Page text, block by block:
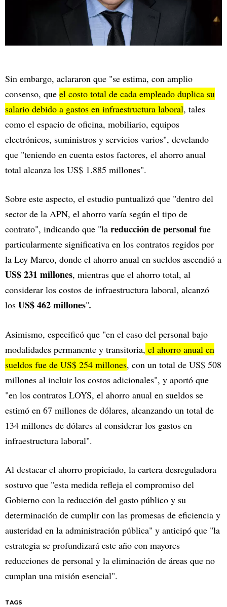
Sin embargo, aclararon que "se estima, con amplio
consenso, que el costo total de cada empleado duplica su
salario debido a gastos en infraestructura laboral, tales
como el espacio de oficina, mobiliario, equipos
electrónicos, suministros y servicios varios", develando
que "teniendo en cuenta estos factores, el ahorro anual
total alcanza los US$ 1.885 millones".
Sobre este aspecto, el estudio puntualizó que "dentro del
sector de la APN, el ahorro varía según el tipo de
contrato", indicando que "la reducción de personal fue
particularmente significativa en los contratos regidos por
la Ley Marco, donde el ahorro anual en sueldos ascendió a
US$ 231 millones, mientras que el ahorro total, al
considerar los costos de infraestructura laboral, alcanzó
los US$ 462 millones".
Asimismo, especificó que "en el caso del personal bajo
modalidades permanente y transitoria, el ahorro anual en
sueldos fue de US$ 254 millones, con un total de US$ 508
millones al incluir los costos adicionales", y aportó que
"en los contratos LOYS, el ahorro anual en sueldos se
estimó en 67 millones de dólares, alcanzando un total de
134 millones de dólares al considerar los gastos en
infraestructura laboral".
Al destacar el ahorro propiciado, la cartera desreguladora
sostuvo que "esta medida refleja el compromiso del
Gobierno con la reducción del gasto público y su
determinación de cumplir con las promesas de eficiencia y
austeridad en la administración pública" y anticipó que "la
estrategia se profundizará este año con mayores
reducciones de personal y la eliminación de áreas que no
cumplan una misión esencial".
TAGS